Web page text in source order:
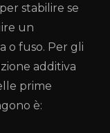
stabilire se
un
o fuso. Per gli
additiva
prime
è: